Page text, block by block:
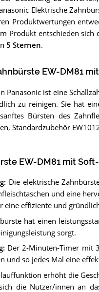
Elektrische
Produktwertungen
Produkt entschieden sich
5 Sternen.
EW-DM81
Panasonic ist eine
zu reinigen. Sie hat
Bürsten des
Standardzubehör
EW-DM81 mit
: Die elektrische
und eine
effiziente und
hat einen
sorgt.
: Der 2-Minuten-Timer mit
und so jedes Mal eine
erhöht die
die Nutzer/innen an